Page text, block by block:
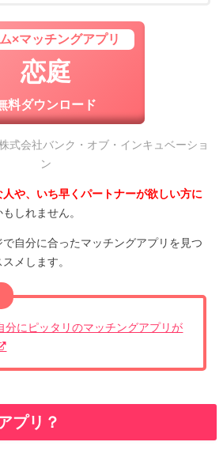
×マッチングアプリ
恋庭
料ダウンロード
式会社バンク・オブ・インキュベーショ
ン
や、いち早くパートナーが欲しい方に
もしれません。
自分に合ったマッチングアプリを見つ
メします。
分にピッタリのマッチングアプリが
プリ？